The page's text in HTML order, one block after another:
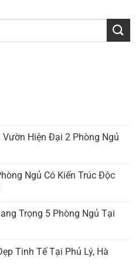
Hiện Đại 2 Phòng Ngủ
Ngủ Có Kiến Trúc Độc
Trọng 5 Phòng Ngủ Tại
Tinh Tế Tại Phủ Lý, Hà